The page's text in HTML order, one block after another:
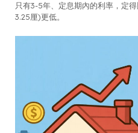
只有3-5年、定息期內的利率，定
3.25厘)更低。